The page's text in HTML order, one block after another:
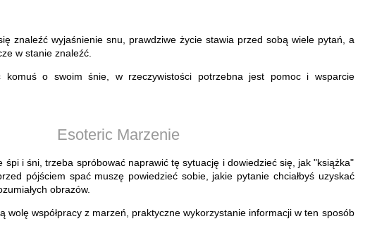
znaleźć wyjaśnienie snu, prawdziwe życie stawia przed sobą wiele pytań, a
w stanie znaleźć.
komuś o swoim śnie, w rzeczywistości potrzebna jest pomoc i wsparcie
Esoteric Marzenie
śpi i śni, trzeba spróbować naprawić tę sytuację i dowiedzieć się, jak "książka"
pójściem spać muszę powiedzieć sobie, jakie pytanie chciałbyś uzyskać
obrazów.
wolę współpracy z marzeń, praktyczne wykorzystanie informacji w ten sposób